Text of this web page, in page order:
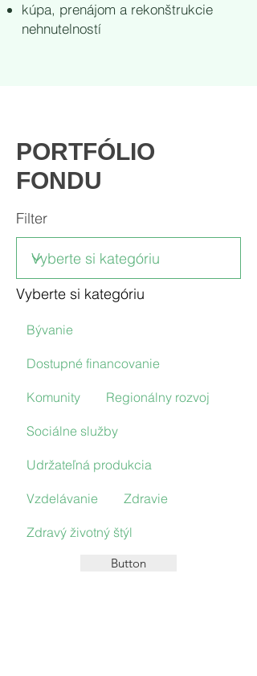
kúpa, prenájom a rekonštrukcie
nehnutelností
PORTFÓLIO
FONDU
Filter
Vyberte si kategóriu
Bývanie
Dostupné financovanie
Komunity Regionálny rozvoj
Sociálne služby
Udržateľná produkcia
Vzdelávanie Zdravie
Zdravý životný štýl
Button